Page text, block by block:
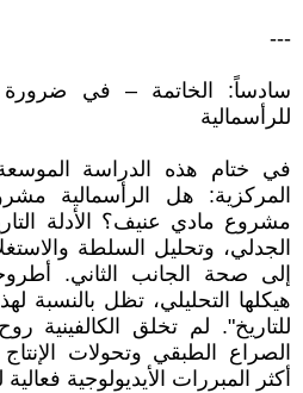
---
سادساً: الخاتمة – في ضرورة
للرأسمالية
في ختام هذه الدراسة
المركزية: هل الرأسمالية
مشروع مادي عنيف؟ الأدلة
الجدلي، وتحليل السلطة
إلى صحة الجانب الثاني.
هيكلها التحليلي، تظل بالنسبة
للتاريخ". لم تخلق الكالفينية
الصراع الطبقي وتحولات
أكثر المبررات الأيديولوجية